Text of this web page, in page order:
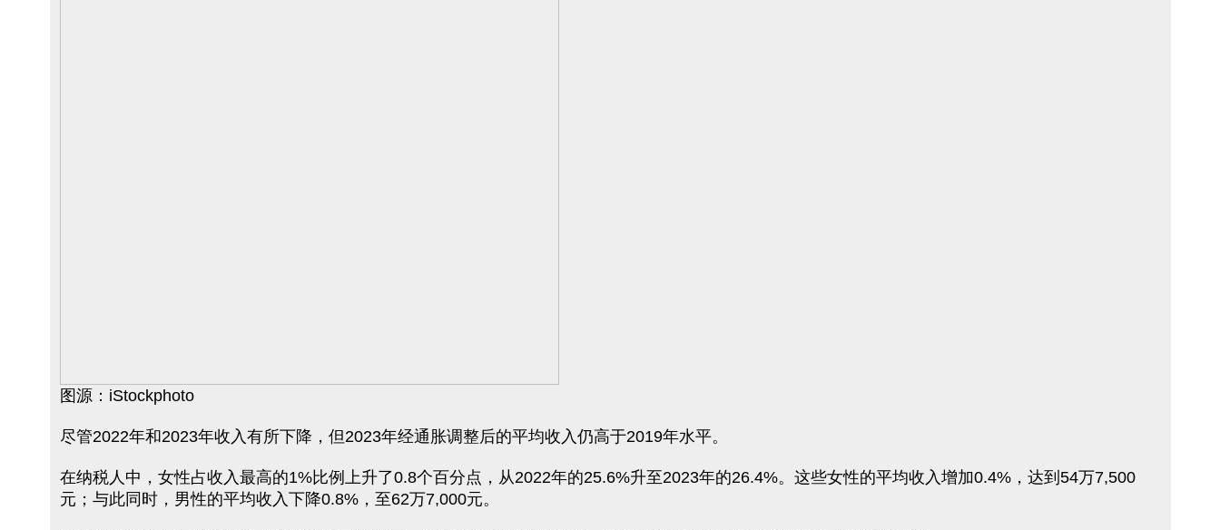
图源：iStockphoto
尽管2022年和2023年收入有所下降，但2023年经通胀调整后的平均收入仍高于2019年水平。
在纳税人中，女性占收入最高的1%比例上升了0.8个百分点，从2022年的25.6%升至2023年的26.4%。这些女性的平均收入增加0.4%，达到54万7,500
元；与此同时，男性的平均收入下降0.8%，至62万7,000元。